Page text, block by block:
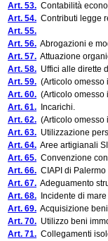
Art. 53. Contabilità
Art. 54. Contributi legge
Art. 55.
Art. 56. Abrogazioni e
Art. 57. Attuazione
Art. 58. Uffici alle dirette
Art. 59. (Articolo omesso
Art. 60. (Articolo omesso
Art. 61. Incarichi.
Art. 62. (Articolo omesso
Art. 63. Utilizzazione
Art. 64. Aree artigianali
Art. 65. Convenzione
Art. 66. CIAPI di
Art. 67. Adeguamento
Art. 68. Incidente di
Art. 69. Acquisizione
Art. 70. Utilizzo beni
Art. 71. Collegamenti